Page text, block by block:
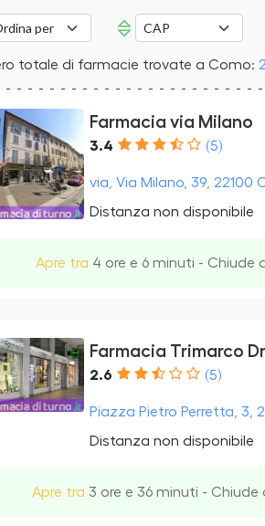
totale di farmacie trovate a Como:
Farmacia via Milano
3.4 (5)
via, Via Milano, 39, 22100
Distanza non disponibile
Apre tra 4 ore e 6 minuti - Chiude
Farmacia Trimarco
2.6 (5)
Piazza Pietro Perretta, 3,
Distanza non disponibile
Apre tra 3 ore e 36 minuti - Chiude